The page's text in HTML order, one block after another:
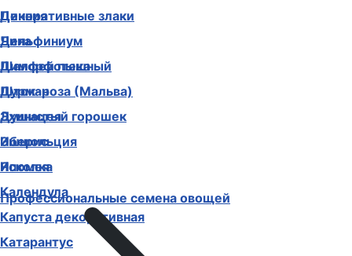
Декоративные злаки
Дельфиниум
Диморфотека
Дурман
Душистый горошек
Иберис
Ипомея
Календула
Капуста декоративная
Катарантус
Цинния
Чина
Шалфей пышный
Шток-роза (Мальва)
Эхинацея
Эшшольция
Ясколка
Профессиональные семена овощей